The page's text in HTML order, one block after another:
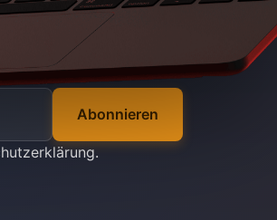
Abonnieren
.